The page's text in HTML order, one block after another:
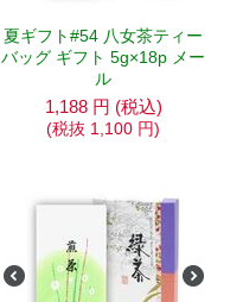
夏ギフト#54 八女茶ティー
バッグ ギフト 5g×18p メー
ル
1,188 円 (税込)
(税抜 1,100 円)